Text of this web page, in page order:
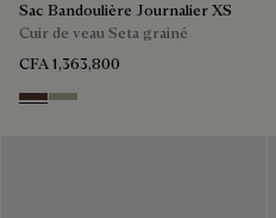
Sac Bandoulière Journalier XS
Cuir de veau Seta grainé
CFA 1,363,800
Soft Brown
Light Kaki